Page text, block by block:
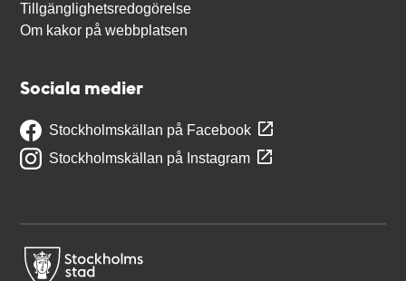
Tillgänglighetsredogörelse
Om kakor på webbplatsen
Sociala medier
Stockholmskällan på Facebook
Stockholmskällan på Instagram